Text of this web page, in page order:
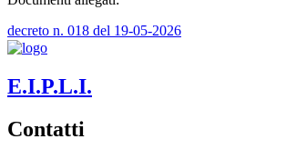
decreto n. 018 del 19-05-2026
E.I.P.L.I.
Contatti